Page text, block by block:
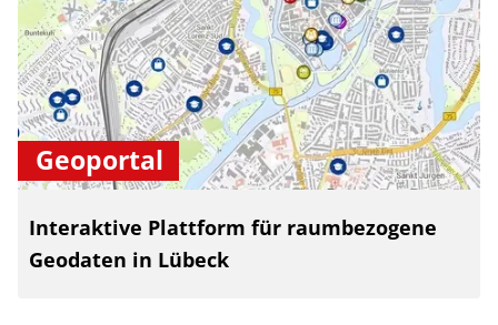
Geoportal
Interaktive Plattform für raumbezogene
Geodaten in Lübeck